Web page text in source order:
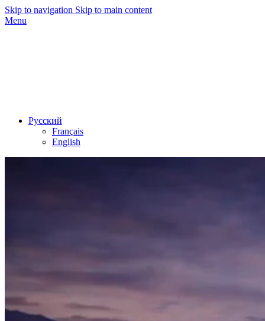
Skip to navigation Skip to main content
Menu
Русский
Français
English